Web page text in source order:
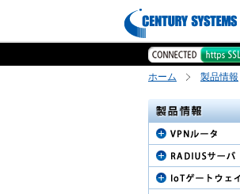
ホーム 製品情報